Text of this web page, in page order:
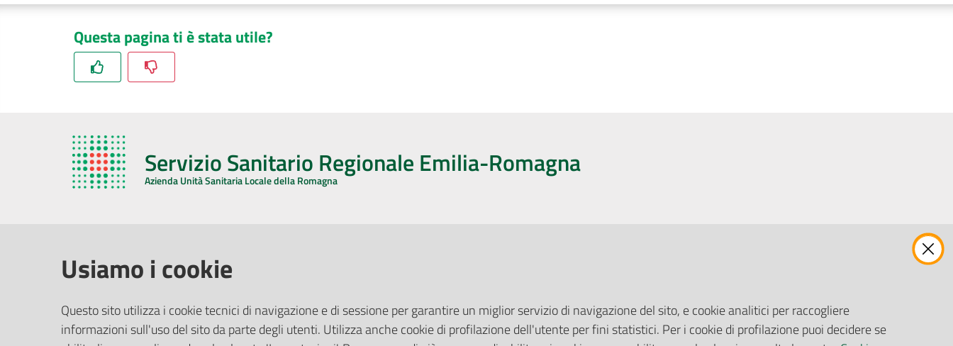
Questa pagina ti è stata utile?
Servizio Sanitario Regionale Emilia-Romagna
Azienda Unità Sanitaria Locale della Romagna
Via De Gasperi, 8 - 48121 Ravenna (RA)
Ufficio Relazioni con il Pubblico
Pubblicità legale
Albo Pretorio
Privacy Policy
Gare e Appalti
Richiesta Patrocinio
Usiamo i cookie
Questo sito utilizza i cookie tecnici di navigazione e di sessione per garantire un miglior servizio di navigazione del sito, e cookie analitici per raccogliere
informazioni sull'uso del sito da parte degli utenti. Utilizza anche cookie di profilazione dell'utente per fini statistici. Per i cookie di profilazione puoi decidere se